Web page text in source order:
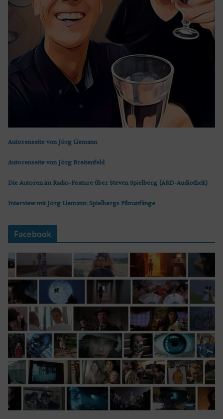
Autorenseite von Jörg Liemann
Autorenseite von Jörg Breitenfeld
Die Autoren im Radio-Feature über Steven Spielberg (ARD-Audiothek)
Interview mit Jörg Liemann: Spielbergs Filmanfänge
Facebook